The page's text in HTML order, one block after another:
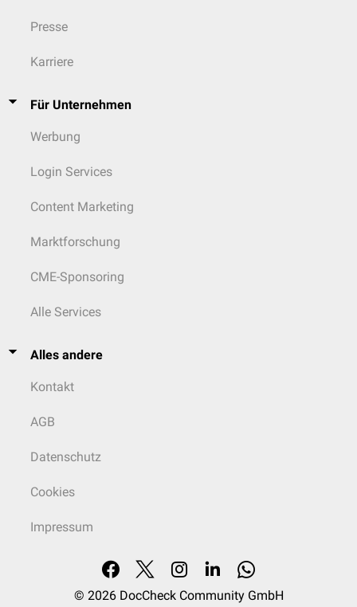
Presse
Karriere
Für Unternehmen
Werbung
Login Services
Content Marketing
Marktforschung
CME-Sponsoring
Alle Services
Alles andere
Kontakt
AGB
Datenschutz
Cookies
Impressum
© 2026 DocCheck Community GmbH